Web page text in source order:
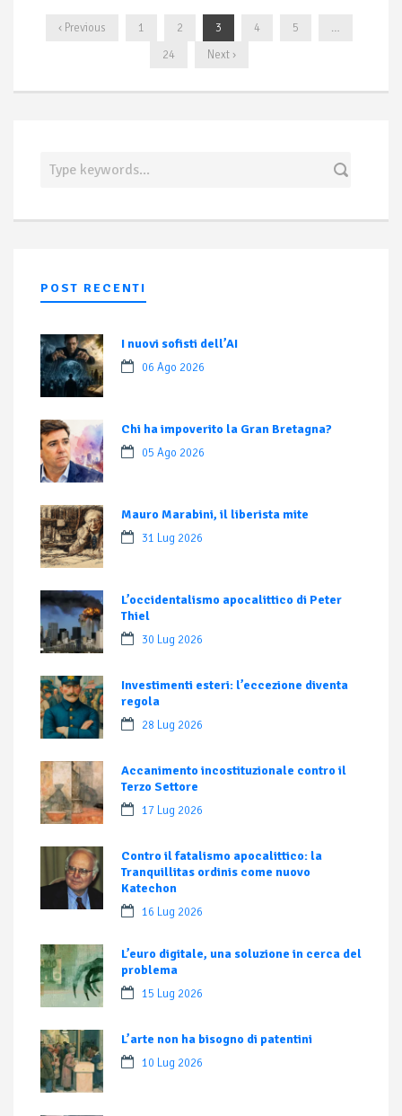
‹ Previous 1 2 3 4 5
…
24
Next ›
POST RECENTI
I nuovi sofisti dell’AI
06 Ago 2026
Chi ha impoverito la Gran Bretagna?
05 Ago 2026
Mauro Marabini, il liberista mite
31 Lug 2026
L’occidentalismo apocalittico di Peter
Thiel
30 Lug 2026
Investimenti esteri: l’eccezione diventa
regola
28 Lug 2026
Accanimento incostituzionale contro il
Terzo Settore
17 Lug 2026
Contro il fatalismo apocalittico: la
Tranquillitas ordinis come nuovo
Katechon
16 Lug 2026
L’euro digitale, una soluzione in cerca del
problema
15 Lug 2026
L’arte non ha bisogno di patentini
10 Lug 2026